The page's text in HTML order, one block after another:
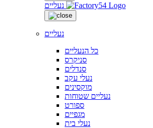
נעליים
נעליים
כל הנעליים
סניקרס
סנדלים
נעלי עקב
מוקסינים
נעליים שטוחות
ספורט
מגפיים
נעלי בית